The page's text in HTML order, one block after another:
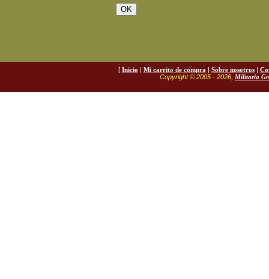
[ Inicio | Mi carrito de compra | Sobre nosotros|
Copyright © 2005 - 2026, Militaria